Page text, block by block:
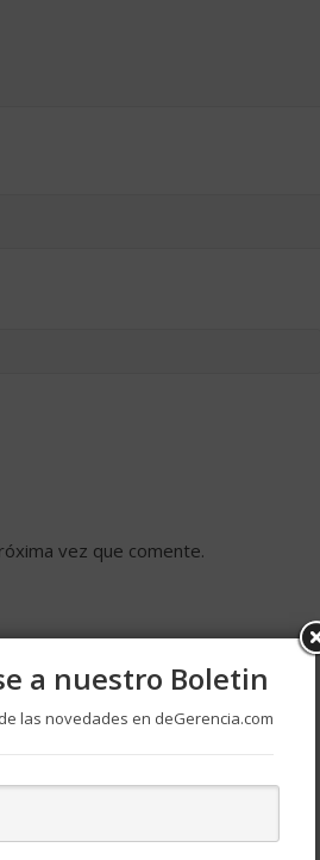
vez que comente.
datos de tus comentarios
a nuestro Boletin
las novedades en deGerencia.com